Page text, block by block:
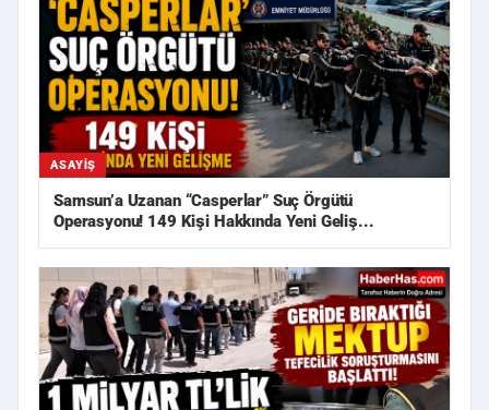
ASAYIŞ
Samsun’a Uzanan “Casperlar” Suç Örgütü
Operasyonu! 149 Kişi Hakkında Yeni Geliş...